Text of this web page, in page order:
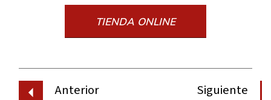
TIENDA ONLINE
Anterior Siguiente